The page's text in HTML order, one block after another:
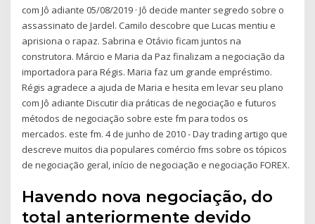
com Jô adiante 05/08/2019 · Jô decide manter segredo sobre o
assassinato de Jardel. Camilo descobre que Lucas mentiu e
aprisiona o rapaz. Sabrina e Otávio ficam juntos na
construtora. Márcio e Maria da Paz finalizam a negociação da
importadora para Régis. Maria faz um grande empréstimo.
Régis agradece a ajuda de Maria e hesita em levar seu plano
com Jô adiante Discutir dia práticas de negociação e futuros
métodos de negociação sobre este fm para todos os
mercados. este fm. 4 de junho de 2010 - Day trading artigo que
descreve muitos dia populares comércio fms sobre os tópicos
de negociação geral, início de negociação e negociação FOREX.
Havendo nova negociação, do
total anteriormente devido